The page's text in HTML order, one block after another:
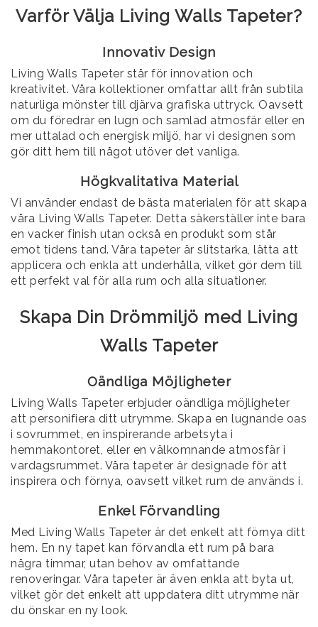
Varför Välja Living Walls Tapeter?
Innovativ Design
Living Walls Tapeter står för innovation och
kreativitet. Våra kollektioner omfattar allt från subtila
naturliga mönster till djärva grafiska uttryck. Oavsett
om du föredrar en lugn och samlad atmosfär eller en
mer uttalad och energisk miljö, har vi designen som
gör ditt hem till något utöver det vanliga.
Högkvalitativa Material
Vi använder endast de bästa materialen för att skapa
våra Living Walls Tapeter. Detta säkerställer inte bara
en vacker finish utan också en produkt som står
emot tidens tand. Våra tapeter är slitstarka, lätta att
applicera och enkla att underhålla, vilket gör dem till
ett perfekt val för alla rum och alla situationer.
Skapa Din Drömmiljö med Living
Walls Tapeter
Oändliga Möjligheter
Living Walls Tapeter erbjuder oändliga möjligheter
att personifiera ditt utrymme. Skapa en lugnande oas
i sovrummet, en inspirerande arbetsyta i
hemmakontoret, eller en välkomnande atmosfär i
vardagsrummet. Våra tapeter är designade för att
inspirera och förnya, oavsett vilket rum de används i.
Enkel Förvandling
Med Living Walls Tapeter är det enkelt att förnya ditt
hem. En ny tapet kan förvandla ett rum på bara
några timmar, utan behov av omfattande
renoveringar. Våra tapeter är även enkla att byta ut,
vilket gör det enkelt att uppdatera ditt utrymme när
du önskar en ny look.